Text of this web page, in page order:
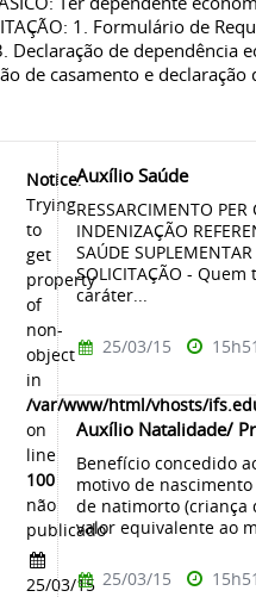
1. Formulário de
Declaração de dependência
de casamento e declaração
Notice:
Trying
to
get
property
of
non-
object
in
/var/www/html/vhosts/
on
line
100
não
publicado
25/03/15
Auxílio Saúde
RESSARCIMENTO
INDENIZAÇÃO
SAÚDE
SOLICITAÇÃO -
caráter...
25/03/15 15h51
Auxílio Natalidade/
Benefício concedido
motivo de
de natimorto (criança
valor equivalente ao
25/03/15 15h51